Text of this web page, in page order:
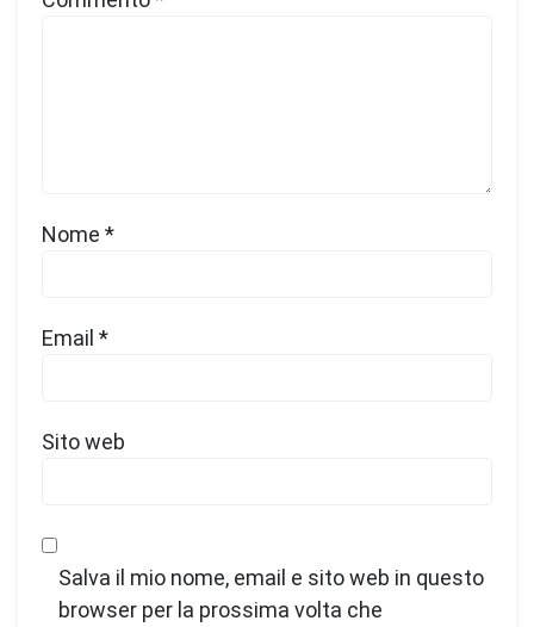
Nome *
Email *
Sito web
Salva il mio nome, email e sito web in questo
browser per la prossima volta che